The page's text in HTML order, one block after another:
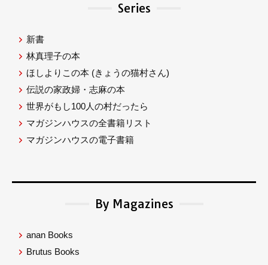
Series
新書
林真理子の本
ほしよりこの本 (きょうの猫村さん)
伝説の家政婦・志麻の本
世界がもし100人の村だったら
マガジンハウスの全書籍リスト
マガジンハウスの電子書籍
By Magazines
anan Books
Brutus Books